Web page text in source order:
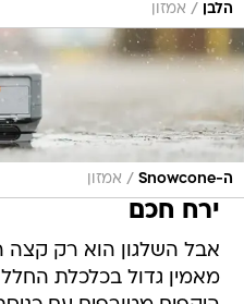
הלבן
/ אמזון
ה-Snowcone / אמזון
ירח חכם
אבל השלגון הוא רק קצה
מאמין גדול בכלכלת